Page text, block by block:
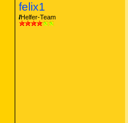
felix1
Helfer-Team